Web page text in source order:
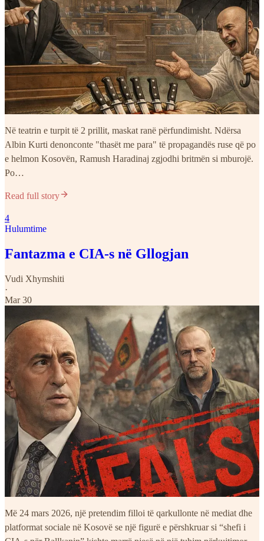
Në teatrin e turpit të 2 prillit, maskat ranë përfundimisht. Ndërsa
Albin Kurti denonconte "thasët me para" të propagandës ruse që po
e helmon Kosovën, Ramush Haradinaj zgjodhi britmën si mburojë.
Po…
Read full story
4
Hulumtime
Fantazma e CIA-s në Gllogjan
Vudi Xhymshiti
·
Mar 30
Më 24 mars 2026, një pretendim filloi të qarkullonte në mediat dhe
platformat sociale në Kosovë se një figurë e përshkruar si “shefi i